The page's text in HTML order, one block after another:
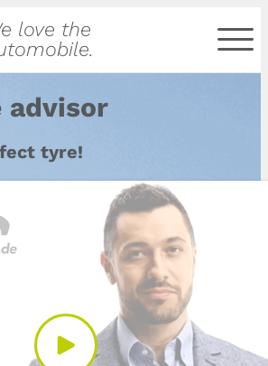
love the
advisor
tyre!